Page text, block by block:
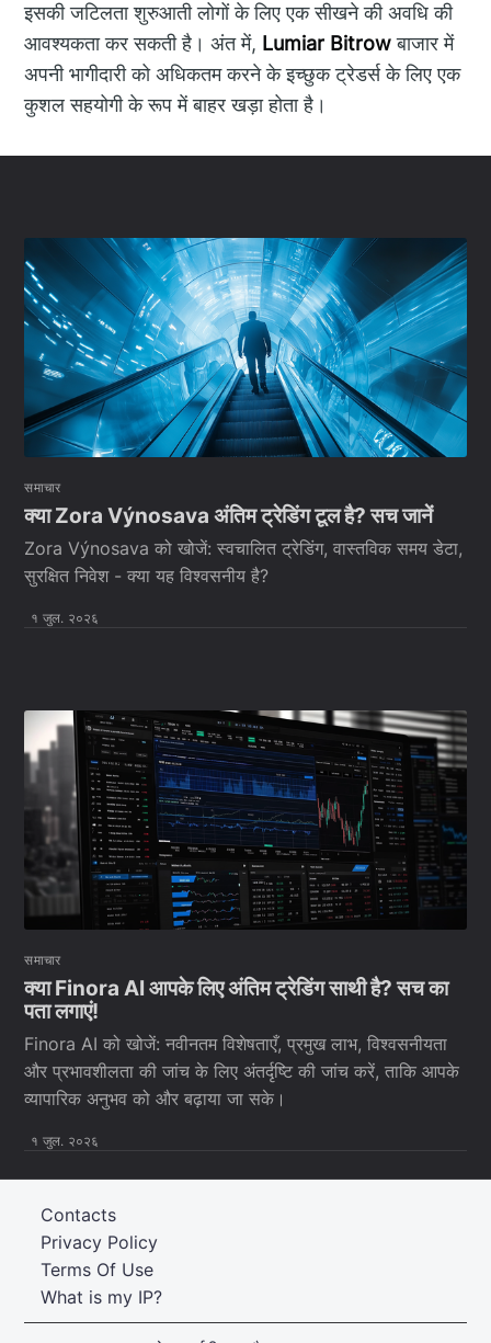
इसकी जटिलता शुरुआती लोगों के लिए एक सीखने की अवधि की
आवश्यकता कर सकती है। अंत में, Lumiar Bitrowबाजार में
अपनी भागीदारी को अधिकतम करने के इच्छुक ट्रेडर्स के लिए एक
कुशल सहयोगी के रूप में बाहर खड़ा होता है।
समाचार
क्या Zora Výnosava अंतिम ट्रेडिंग टूल है? सच जानें
Zora Výnosava को खोजें: स्वचालित ट्रेडिंग, वास्तविक समय डेटा,
सुरक्षित निवेश - क्या यह विश्वसनीय है?
१ जुल. २०२६
समाचार
क्या Finora AI आपके लिए अंतिम ट्रेडिंग साथी है? सच का
पता लगाएं!
Finora AI को खोजें: नवीनतम विशेषताएँ, प्रमुख लाभ, विश्वसनीयता
और प्रभावशीलता की जांच के लिए अंतर्दृष्टि की जांच करें, ताकि आपके
व्यापारिक अनुभव को और बढ़ाया जा सके।
१ जुल. २०२६
What is my IP?
Terms Of Use
Privacy Policy
Contacts